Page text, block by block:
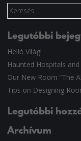
Keresés:
Legutóbbi
Helló Világ!
Haunted Hospitals
Our New Room “The
Tips on Designing
Legutóbbi
Archívum